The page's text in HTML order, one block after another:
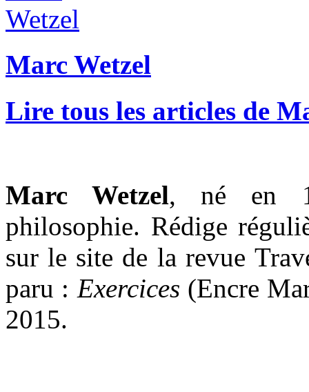
Marc Wetzel
Lire tous les articles de
Marc Wetzel, né en
philosophie. Rédige
sur le site de la revue
paru : Exercices (Encre
2015.